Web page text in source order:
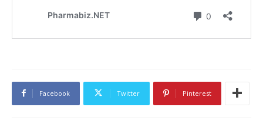
Facebook Twitter Pinterest